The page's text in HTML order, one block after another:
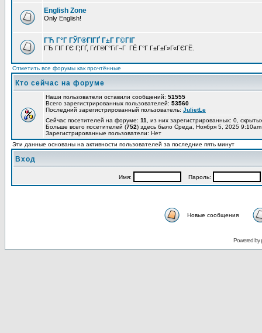
English Zone
Only English!
ГЋ Г°Г ГЎГ®ГІГҐ Г±Г Г©ГІГ
ГЂ ГІГ ГЄ Г¦ГҐ, ГґГ®Г°ГіГ¬Г ГЁ Г°Г Г±Г±Г»Г«ГЄГЁ.
Отметить все форумы как прочтённые
Кто сейчас на форуме
Наши пользователи оставили сообщений: 51555
Всего зарегистрированных пользователей: 53560
Последний зарегистрированный пользователь: JulietLe
Сейчас посетителей на форуме: 11
, из них зарегистрированных: 0,
Больше всего посетителей (752) здесь было Среда, Ноября 5, 2025 9:10am
Зарегистрированные пользователи: Нет
Эти данные основаны на активности пользователей за последние пять минут
Вход
Имя: Пароль:
Новые сообщения
Powered by